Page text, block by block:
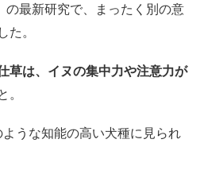
最新研究で、まったく別の意
。
草は、イヌの集中力や注意力が
。
ような知能の高い犬種に見られ